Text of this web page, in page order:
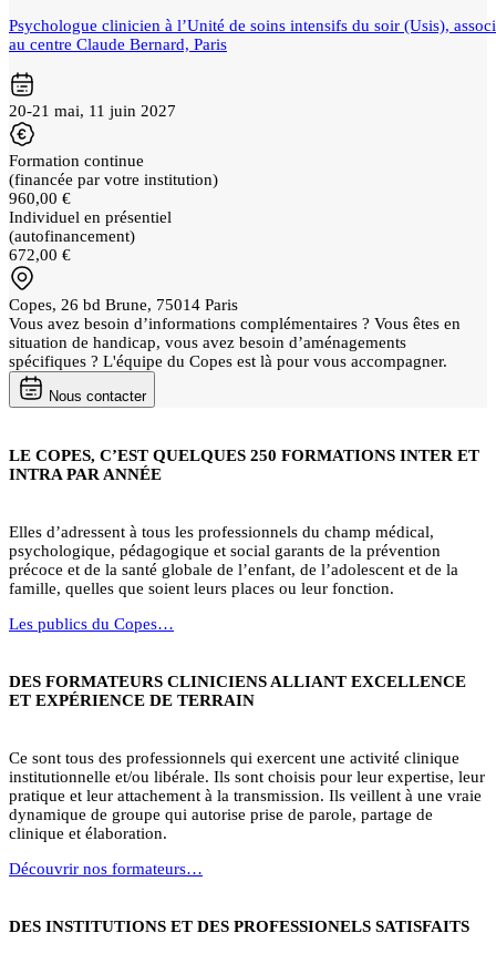
Psychologue clinicien à l’Unité de soins intensifs du soir (Usis),
au centre Claude Bernard, Paris
20-21 mai, 11 juin 2027
Formation continue
(financée par votre institution)
960,00 €
Individuel en présentiel
(autofinancement)
672,00 €
Copes, 26 bd Brune, 75014 Paris
Vous avez besoin d’informations complémentaires ? Vous êtes en
situation de handicap, vous avez besoin d’aménagements
spécifiques ? L'équipe du Copes est là pour vous accompagner.
Nous contacter
LE COPES, C’EST QUELQUES 250 FORMATIONS INTER ET
INTRA PAR ANNÉE
Elles d’adressent à tous les professionnels du champ médical,
psychologique, pédagogique et social garants de la prévention
précoce et de la santé globale de l’enfant, de l’adolescent et de la
famille, quelles que soient leurs places ou leur fonction.
Les publics du Copes…
DES FORMATEURS CLINICIENS ALLIANT EXCELLENCE
ET EXPÉRIENCE DE TERRAIN
Ce sont tous des professionnels qui exercent une activité clinique
institutionnelle et/ou libérale. Ils sont choisis pour leur expertise, leur
pratique et leur attachement à la transmission. Ils veillent à une vraie
dynamique de groupe qui autorise prise de parole, partage de
clinique et élaboration.
Découvrir nos formateurs…
DES INSTITUTIONS ET DES PROFESSIONELS SATISFAITS